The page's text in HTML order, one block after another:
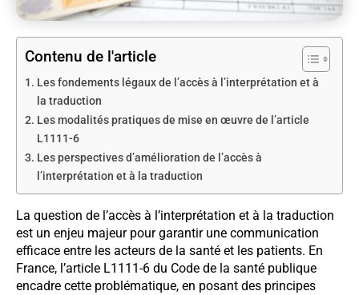
Contenu de l'article
Les fondements légaux de l’accès à l’interprétation et à
la traduction
Les modalités pratiques de mise en œuvre de l’article
L1111-6
Les perspectives d’amélioration de l’accès à
l’interprétation et à la traduction
La question de l’accès à l’interprétation et à la traduction
est un enjeu majeur pour garantir une communication
efficace entre les acteurs de la santé et les patients. En
France, l’article L1111-6 du Code de la santé publique
encadre cette problématique, en posant des principes